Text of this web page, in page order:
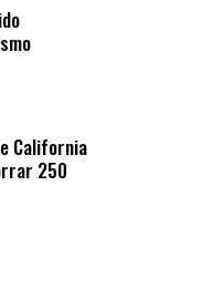
California
250